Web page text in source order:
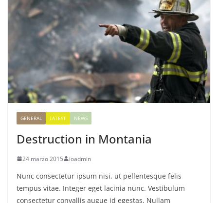
GENERAL LATEST NEWS
Destruction in Montania
24 marzo 2015 ioadmin
Nunc consectetur ipsum nisi, ut pellentesque felis
tempus vitae. Integer eget lacinia nunc. Vestibulum
consectetur convallis augue id egestas. Nullam